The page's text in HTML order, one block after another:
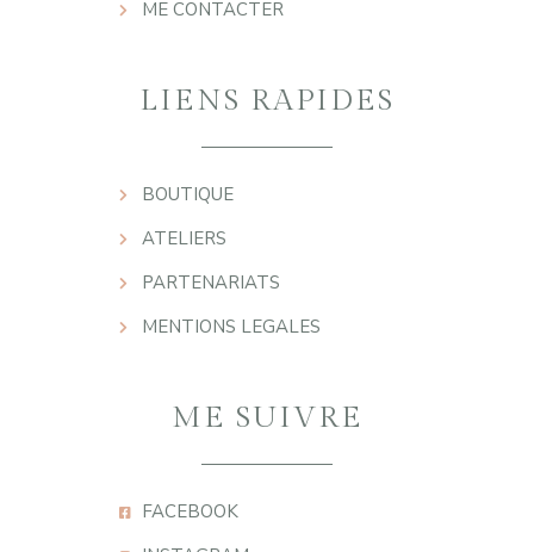
ME CONTACTER
LIENS RAPIDES
BOUTIQUE
ATELIERS
PARTENARIATS
MENTIONS LEGALES
ME SUIVRE
FACEBOOK